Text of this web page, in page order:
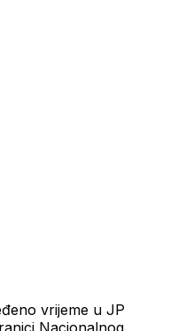
vrijeme u JP
Nacionalnog